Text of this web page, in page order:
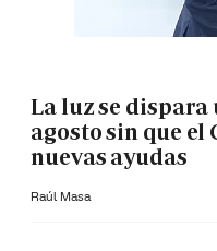
La luz se dispara
agosto sin que el
nuevas ayudas
Raúl Masa